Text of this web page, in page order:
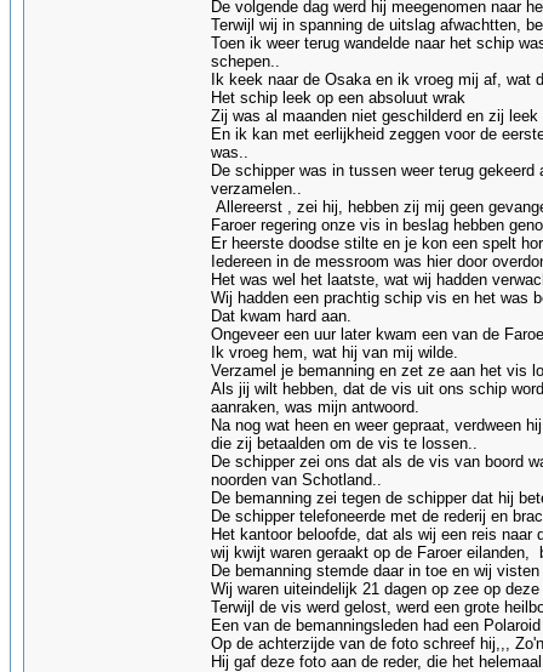
De volgende dag werd hij meegenomen naar
Terwijl wij in spanning de uitslag afwachtten,
Toen ik weer terug wandelde naar het schip
schepen..
Ik keek naar de Osaka en ik vroeg mij af, wat
Het schip leek op een absoluut wrak
Zij was al maanden niet geschilderd en zij
En ik kan met eerlijkheid zeggen voor de
was..
De schipper was in tussen weer terug
verzamelen..
Allereerst , zei hij, hebben zij mij geen
Faroer regering onze vis in beslag hebben
Er heerste doodse stilte en je kon een spelt
Iedereen in de messroom was hier door
Het was wel het laatste, wat wij hadden
Wij hadden een prachtig schip vis en het was
Dat kwam hard aan.
Ongeveer een uur later kwam een van de
Ik vroeg hem, wat hij van mij wilde.
Verzamel je bemanning en zet ze aan het vis
Als jij wilt hebben, dat de vis uit ons schip
aanraken, was mijn antwoord.
Na nog wat heen en weer gepraat, verdween
die zij betaalden om de vis te lossen..
De schipper zei ons dat als de vis van boord
noorden van Schotland..
De bemanning zei tegen de schipper dat hij
De schipper telefoneerde met de rederij en
Het kantoor beloofde, dat als wij een reis
wij kwijt waren geraakt op de Faroer
De bemanning stemde daar in toe en wij
Wij waren uiteindelijk 21 dagen op zee op
Terwijl de vis werd gelost, werd een grote
Een van de bemanningsleden had een
Op de achterzijde van de foto schreef hij,,,
Hij gaf deze foto aan de reder, die het